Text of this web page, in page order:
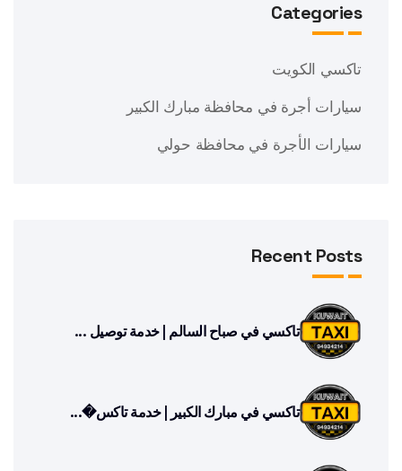
Categories
تاكسي الكويت
سيارات أجرة في محافظة مبارك الكبير
سيارات الأجرة في محافظة حولي
Recent Posts
تاكسي في صباح السالم | خدمة توصيل ...
تاكسي في مبارك الكبير | خدمة تاكس�...